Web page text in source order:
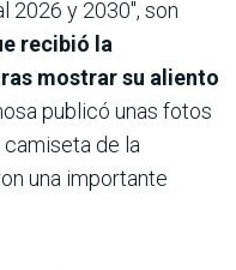
2026 y 2030″, son
recibió la
mostrar su aliento
publicó unas fotos
de la
una importante